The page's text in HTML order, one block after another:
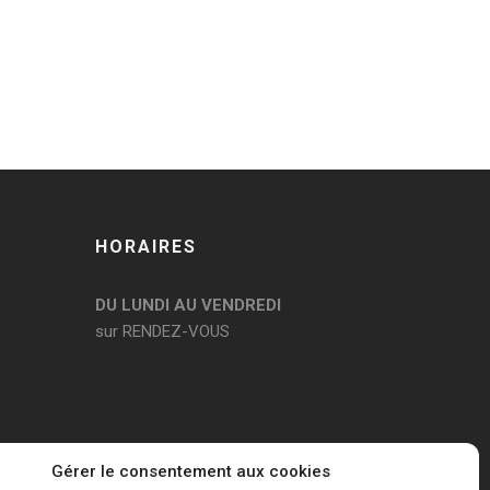
Gérer le consentement aux cookies
HORAIRES
DU LUNDI AU VENDREDI
sur RENDEZ-VOUS